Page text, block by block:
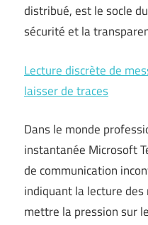
distribué, est le socle
sécurité et la
Lecture discrète de
laisser de traces
Dans le monde
instantanée Microsoft
de communication
indiquant la lecture
mettre la pression sur